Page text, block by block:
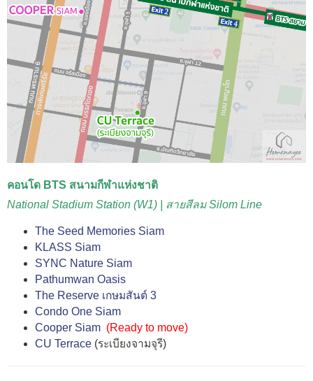
คอนโด BTS สนามกีฬาแห่งชาติ
National Stadium Station (W1) | สายสีลม Silom Line
The Seed Memories Siam
KLASS Siam
SYNC Nature Siam
Pathumwan Oasis
The Reserve เกษมสันต์ 3
Condo One Siam
Cooper Siam (Ready to move)
CU Terrace (ระเบียงจามจุรี)